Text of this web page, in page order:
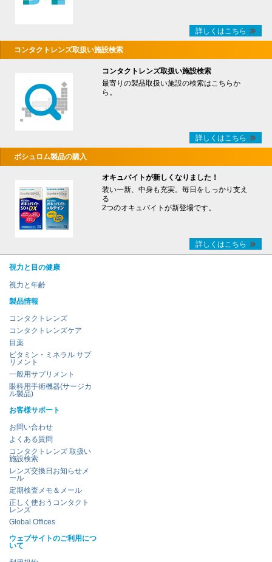
詳しくはこちら
コンタクトレンズ取扱い施設検索
コンタクトレンズ取扱い施設検索
最寄りの製品取扱い施設の検索はこちらか
ら。
詳しくはこちら
ボシュロム製品の購入
オキュバイトが新しくなりました！
装い一新、中身も充実。毎日をしっかり支え
る
2つのオキュバイトが新登場です。
詳しくはこちら
視力と目の健康
視力と年齢
製品情報
コンタクトレンズ
コンタクトレンズケア
目薬
ビタミン・ミネラル サプ
リメント
一般用サプリメント
眼科用手術機器(サージカ
ル製品)
お客様サポート
お問い合わせ
よくある質問
コンタクトレンズ 取扱い
施設検索
レンズ交換日お知らせメ
ール
定期検査メモ＆メール
正しく使おうコンタクト
レンズ
Global Offices
ウェブサイトのご利用につ
いて